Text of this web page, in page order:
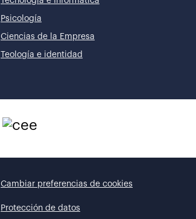
Psicología
Ciencias de la Empresa
Teología e identidad
Cambiar preferencias de cookies
Protección de datos